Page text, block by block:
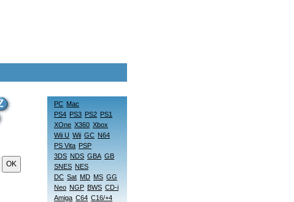
OK
PC Mac
PS4 PS3 PS2 PS1
XOne X360 Xbox
Wii U Wii GC N64
PS Vita PSP
3DS NDS GBA GB
SNES NES
DC Sat MD MS GG
Neo NGP BWS CD-i
Amiga C64 C16/+4